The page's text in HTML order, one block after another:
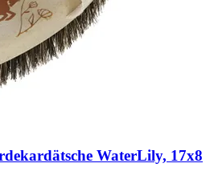
WaterLily, 17x8